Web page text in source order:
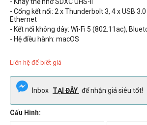
- Cổng kết nối: 2 x Thunderbolt 3, 4 x USB
Ethernet
- Kết nối không dây: Wi-Fi 5 (802.11ac),
- Hệ điều hành: macOS
Liên hệ để biết giá
Inbox TẠI ĐÂY để nhận giá siêu tốt!
Cấu Hình: